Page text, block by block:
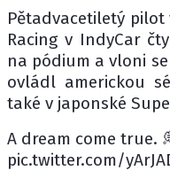
Pětadvacetiletý pilot
Racing v IndyCar
na pódium a vloni
ovládl americkou
také v japonské
A dream come true.
pic.twitter.com/